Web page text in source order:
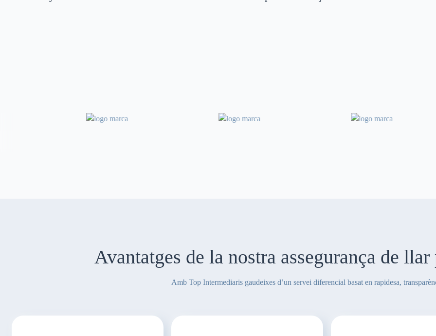
Avantatges de la nostra assegurança de
Amb Top Intermediaris gaudeixes d’un servei diferencial basat en rapidesa,